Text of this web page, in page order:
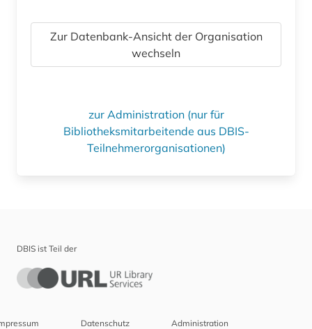
Zur Datenbank-Ansicht der Organisation
wechseln
zur Administration (nur für
Bibliotheksmitarbeitende aus DBIS-
Teilnehmerorganisationen)
DBIS ist Teil der
Datenschutz Administration